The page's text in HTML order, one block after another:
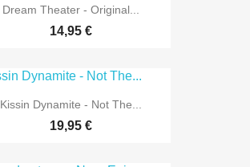
Dream Theater - Original...
14,95 €
Kissin Dynamite - Not The...
19,95 €